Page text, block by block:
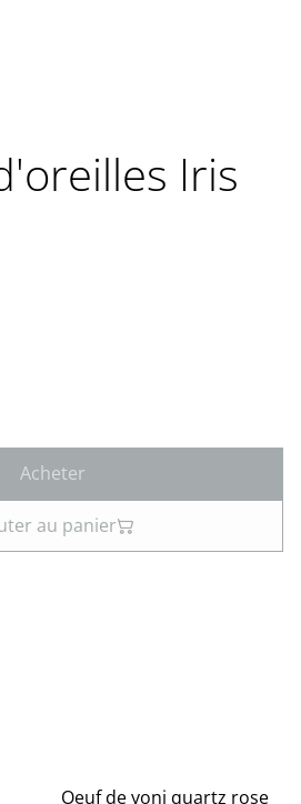
Iris
Acheter
au panier
Oeuf de yoni quartz rose